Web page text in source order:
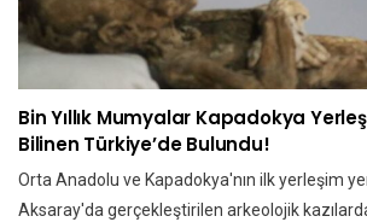
Bin Yıllık Mumyalar Kapadokya
Bilinen Türkiye’de Bulundu!
Orta Anadolu ve Kapadokya'nın ilk yerleşim
Aksaray'da gerçekleştirilen arkeolojik